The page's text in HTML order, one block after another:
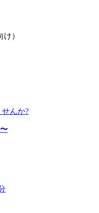
）
んか?